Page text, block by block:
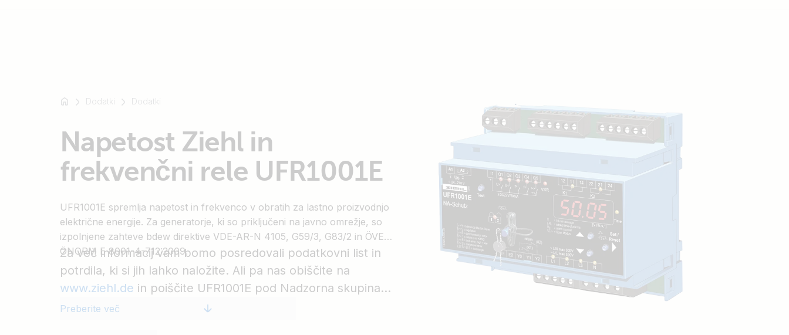
Dodatki Dodatki
Napetost Ziehl in
frekvenčni rele UFR1001E
UFR1001E spremlja napetost in frekvenco v obratih za lastno proizvodnjo
električne energije. Za generatorje, ki so priključeni na javno omrežje, so
izpolnjene zahteve bdew direktive VDE-AR-N 4105, G59/3, G83/2 in ÖVE/
ÖNORM E 8001-4-712:2009.
Za več informacij vam bomo posredovali podatkovni list in
potrdila, ki si jih lahko naložite. Ali pa nas obiščite na
www.ziehl.de in poiščite UFR1001E pod Nadzorna skupina
za omrežje.
Preberite več